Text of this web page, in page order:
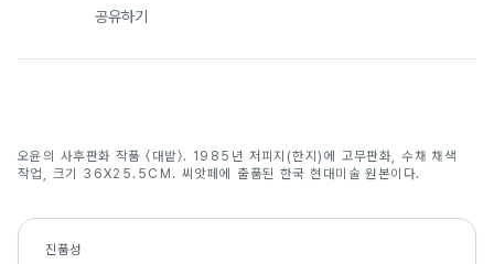
공유하기
오윤
오윤의 사후판화 작품 〈대밭〉. 1985년 저피지(한지)에 고무판화, 수채 채색
작업, 크기 36X25.5CM. 씨앗페에 출품된 한국 현대미술 원본이다.
진품성